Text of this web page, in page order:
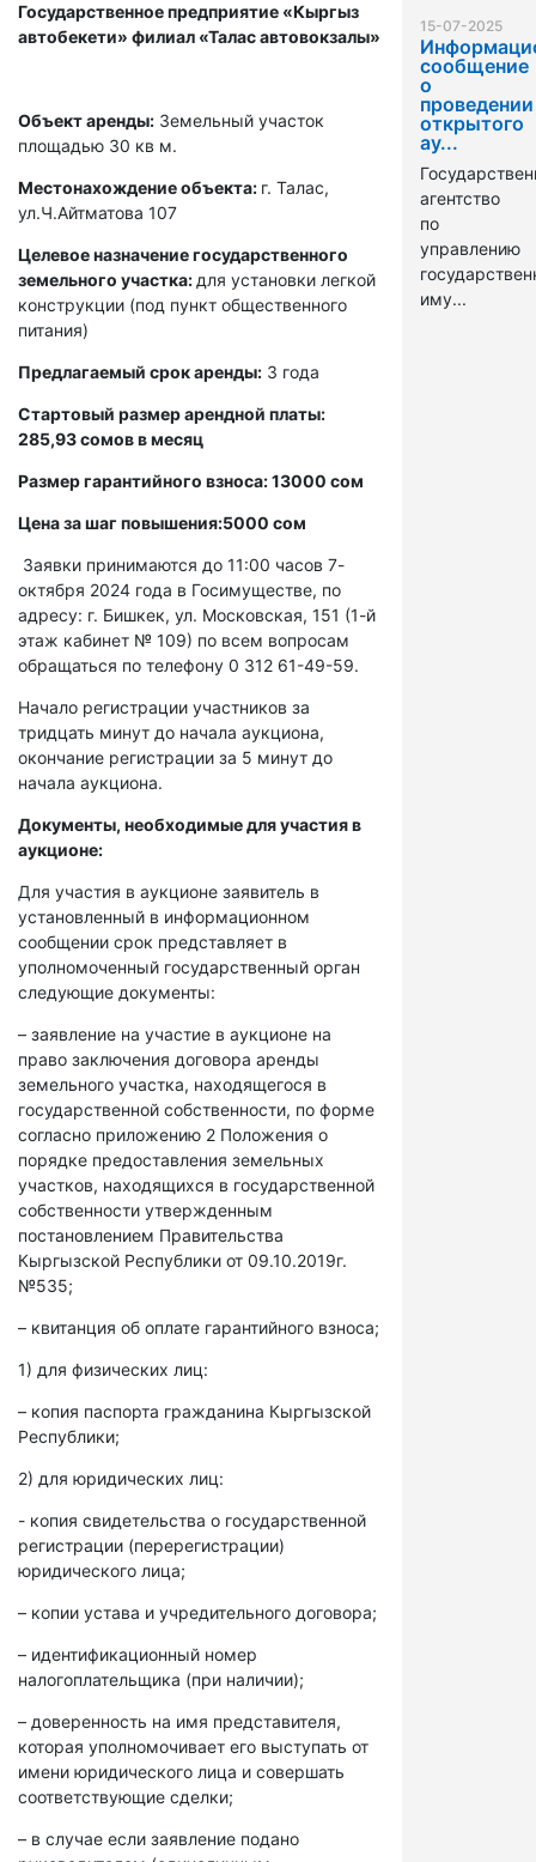
Государственное предприятие «Кыргыз
автобекети» филиал «Талас автовокзалы»
Объект аренды: Земельный участок
площадью 30 кв м.
Местонахождение объекта: г. Талас,
ул.Ч.Айтматова 107
Целевое назначение государственного
земельного участка: для установки легкой
конструкции (под пункт общественного
питания)
Предлагаемый срок аренды: 3 года
Стартовый размер арендной платы:
285,93 сомов в месяц
Размер гарантийного взноса: 13000 сом
Цена за шаг повышения:5000 сом
Заявки принимаются до 11:00 часов 7-
октября 2024 года в Госимуществе, по
адресу: г. Бишкек, ул. Московская, 151 (1-й
этаж кабинет № 109) по всем вопросам
обращаться по телефону 0 312 61-49-59.
Начало регистрации участников за
тридцать минут до начала аукциона,
окончание регистрации за 5 минут до
начала аукциона.
Документы, необходимые для участия в
аукционе:
Для участия в аукционе заявитель в
установленный в информационном
сообщении срок представляет в
уполномоченный государственный орган
следующие документы:
– заявление на участие в аукционе на
право заключения договора аренды
земельного участка, находящегося в
государственной собственности, по форме
согласно приложению 2 Положения о
порядке предоставления земельных
участков, находящихся в государственной
собственности утвержденным
постановлением Правительства
Кыргызской Республики от 09.10.2019г.
№535;
– квитанция об оплате гарантийного взноса;
1) для физических лиц:
– копия паспорта гражданина Кыргызской
Республики;
2) для юридических лиц:
- копия свидетельства о государственной
регистрации (перерегистрации)
юридического лица;
– копии устава и учредительного договора;
– идентификационный номер
налогоплательщика (при наличии);
– доверенность на имя представителя,
которая уполномочивает его выступать от
имени юридического лица и совершать
соответствующие сделки;
– в случае если заявление подано
15-07-2025
сообщение
о
проведении
открытого
ау...
агентство
по
управлению
иму...